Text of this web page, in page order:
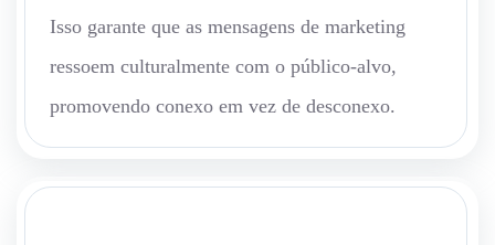
Isso garante que as mensagens de marketing
ressoem culturalmente com o público-alvo,
promovendo conexo em vez de desconexo.